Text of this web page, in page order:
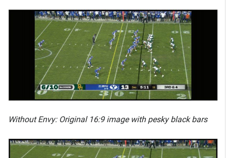
Without Envy: Original 16:9 image with pesky black bars